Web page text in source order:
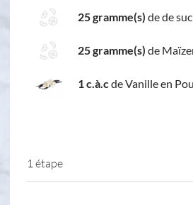
25 gramme(s) de de
25 gramme(s) de
1 c.à.cde Vanille en
1 étape